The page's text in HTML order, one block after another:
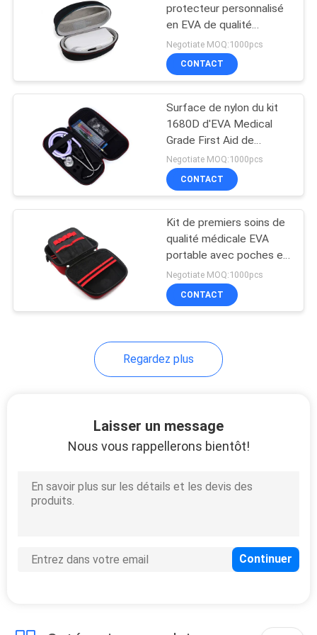
Non sac à
provisions de textile
tissé
sac imperméable de
sac à dos
Eva Electronic Case
des vêtements
protecteur personnalisé
en EVA de qualité
médicale pour
thermomètre auriculaire
Braun et autres appareils
Negotiate MOQ:1000pcs
CONTACT
Surface de nylon du kit
1680D d'EVA Medical
Grade First Aid de
stéthoscope d'ODM
Negotiate MOQ:1000pcs
CONTACT
Kit de premiers soins de
qualité médicale EVA
portable avec poches en
treillis personnalisables
et sangles élastiques
pour l'organisation
Negotiate MOQ:1000pcs
CONTACT
Regardez plus
Laisser un message
Nous vous rappellerons bientôt!